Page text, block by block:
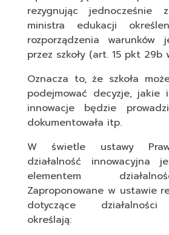
rezygnując jednocześnie
ministra edukacji
rozporządzenia warunków
przez szkoły (art. 15 pkt 29b
Oznacza to, że szkoła
podejmować decyzje,
innowacje będzie
dokumentowała itp.
W świetle ustawy
działalność innowacyjna
elementem
Zaproponowane w ustawie
dotyczące działalności
określają: